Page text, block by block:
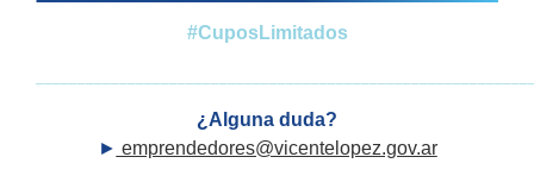
#CuposLimitados
¿Alguna duda?
► emprendedores@vicentelopez.gov.ar